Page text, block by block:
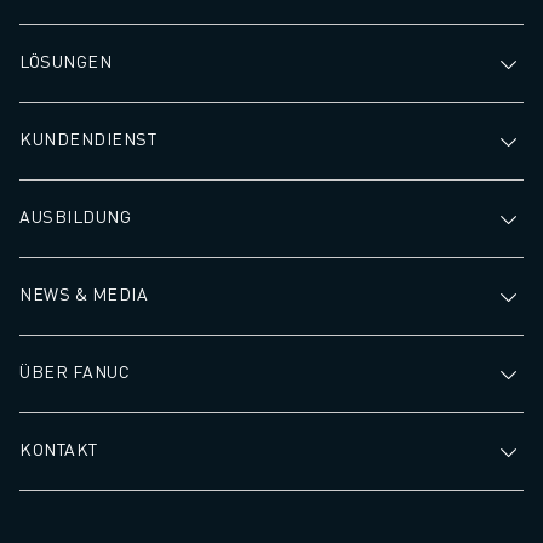
LÖSUNGEN
KUNDENDIENST
AUSBILDUNG
NEWS & MEDIA
ÜBER FANUC
KONTAKT